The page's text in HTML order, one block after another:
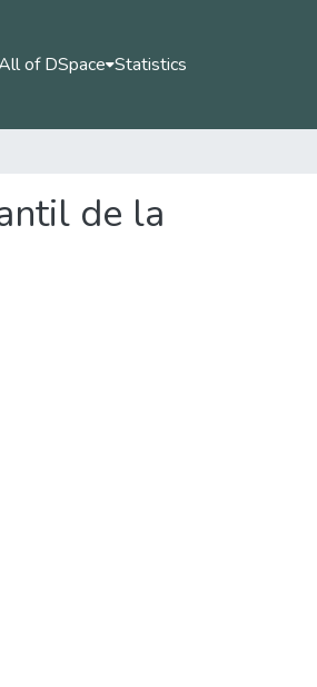
of DSpace Statistics
de la